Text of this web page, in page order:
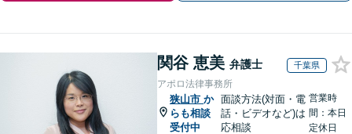
関谷 恵美 弁護士 千葉県
アポロ法律事務所
狭山市 か
らも相談
受付中
面談方法(対面・電
話・ビデオなど)は
応相談
営業時
間：本日
定休日